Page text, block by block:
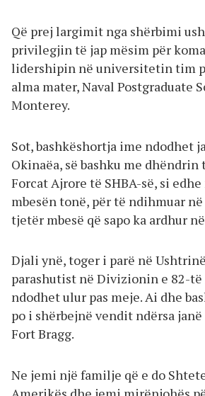
Që prej largimit nga shërbimi
privilegjin të jap mësim për
lidershipin në universitetin tim
alma mater, Naval Postgraduate
Monterey.
Sot, bashkëshortja ime ndodhet
Okinaëa, së bashku me
Forcat Ajrore të SHBA-së, si
mbesën tonë, për të ndihmuar
tjetër mbesë që sapo ka ardhur
Djali ynë, toger i parë në
parashutist në Divizionin e 82-
ndodhet ulur pas meje. Ai dhe
po i shërbejnë vendit ndërsa
Fort Bragg.
Ne jemi një familje që e do